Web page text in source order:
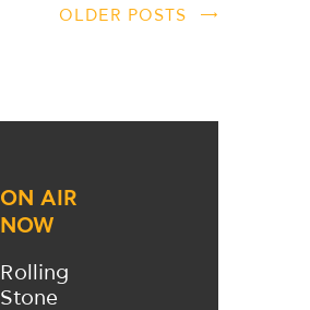
OLDER POSTS
ON AIR
NOW
Rolling
Stone